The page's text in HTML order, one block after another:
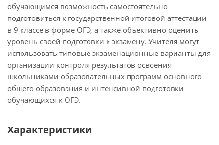
обучающимся возможность самостоятельно
подготовиться к государственной итоговой аттестации
в 9 классе в форме ОГЭ, а также объективно оценить
уровень своей подготовки к экзамену. Учителя могут
использовать типовые экзаменационные варианты для
организации контроля результатов освоения
школьниками образовательных программ основного
общего образования и интенсивной подготовки
обучающихся к ОГЭ.
Характеристики